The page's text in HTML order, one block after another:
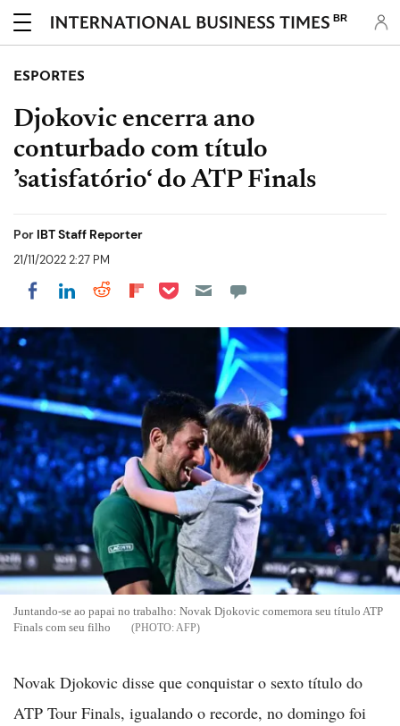
BR
ESPORTES
Djokovic encerra ano
conturbado com título
’satisfatório‘ do ATP Finals
Por IBT Staff Reporter
21/11/2022 2:27 PM
Share on Facebook
Share on LinkedIn
Share on Reddit
Share on Flipboard
Share on Pocket
Juntando-se ao papai no trabalho: Novak Djokovic comemora seu título ATP
Finals com seu filho
AFP
Novak Djokovic disse que conquistar o sexto título do
ATP Tour Finals, igualando o recorde, no domingo foi